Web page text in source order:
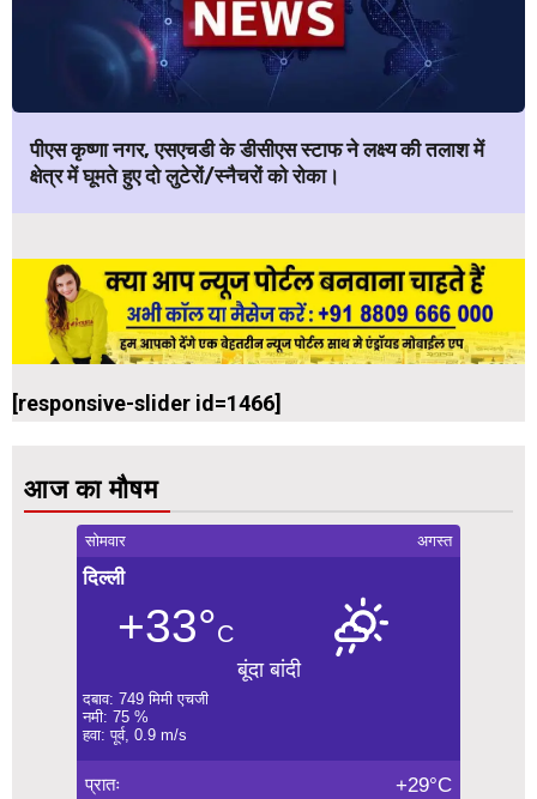
पीएस कृष्णा नगर, एसएचडी के डीसीएस स्टाफ ने लक्ष्य की तलाश में
क्षेत्र में घूमते हुए दो लुटेरों/स्नैचरों को रोका।
[responsive-slider id=1466]
आज का मौषम
सोमवार अगस्त
दिल्ली
+33°C
बूंदा बांदी
दबाव: 749 मिमी एचजी
नमी: 75 %
हवा: पूर्व, 0.9 m/s
प्रातः +29°C